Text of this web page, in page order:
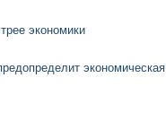
экономики
экономическая